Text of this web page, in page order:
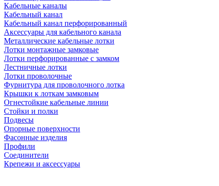
Кабельные каналы
Кабельный канал
Кабельный канал перфорированный
Аксессуары для кабельного канала
Металлические кабельные лотки
Лотки монтажные замковые
Лотки перфорированные с замком
Лестничные лотки
Лотки проволочные
Фурнитура для проволочного лотка
Крышки к лоткам замковым
Огнестойкие кабельные линии
Стойки и полки
Подвесы
Опорные поверхности
Фасонные изделия
Профили
Соединители
Крепежи и аксессуары